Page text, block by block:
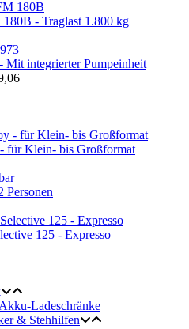
- Traglast 1.800 kg
Mit integrierter Pumpeinheit
für Klein- bis Großformat
Personen
125 - Expresso
Ladeschränke
& Stehhilfen